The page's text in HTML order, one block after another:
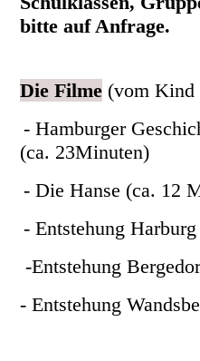
bitte auf Anfrage.
Die Filme (vom Kind
- Hamburger
(ca. 23Minuten)
- Die Hanse (ca. 12
- Entstehung
-Entstehung
- Entstehung